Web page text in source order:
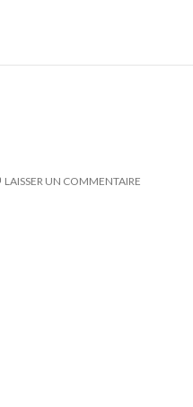
LAISSER UN COMMENTAIRE